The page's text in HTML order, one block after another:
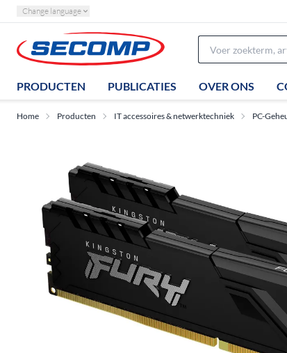
Change language
PRODUCTEN PUBLICATIES OVER ONS
Home Producten IT accessoires & netwerktechniek PC-